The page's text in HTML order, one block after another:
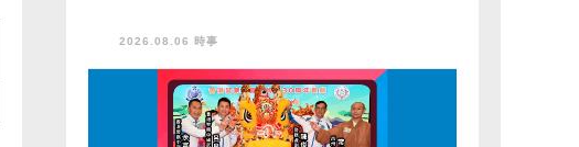
2026.08.06 時事